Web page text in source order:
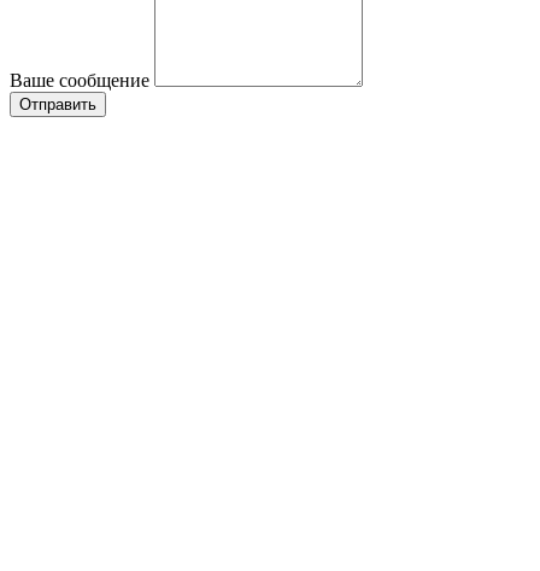
Ваше сообщение